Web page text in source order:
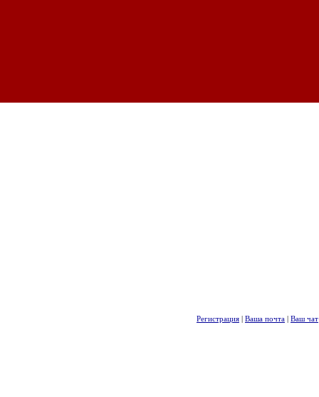
Регистрация | Ваша почта | Ваш чат